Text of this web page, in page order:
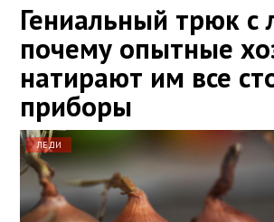
Гениальный трюк с
почему опытные
натирают им все
приборы
ЛЕДИ